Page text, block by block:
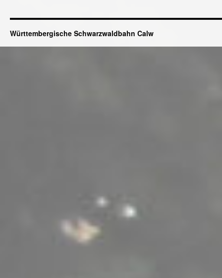
Württembergische Schwarzwaldbahn Calw